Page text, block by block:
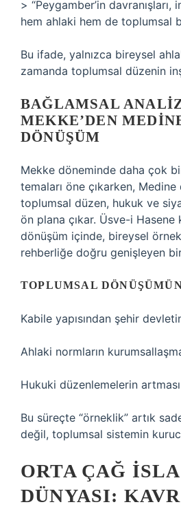
> “Peygamber’in davranışları,
hem ahlaki hem de toplumsal
Bu ifade, yalnızca bireysel
zamanda toplumsal düzenin
BAĞLAMSAL
MEKKE’DEN
DÖNÜŞÜM
Mekke döneminde daha çok
temaları öne çıkarken,
toplumsal düzen, hukuk ve
ön plana çıkar. Üsve-i Hasene
dönüşüm içinde, bireysel
rehberliğe doğru genişleyen
TOPLUMSAL
Kabile yapısından şehir
Ahlaki normların
Hukuki düzenlemelerin artması
Bu süreçte “örneklik” artık
değil, toplumsal sistemin
ORTA ÇAĞ
DÜNYASI: